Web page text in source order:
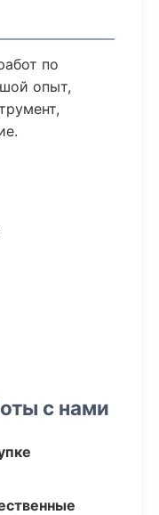
по
опыт,
с нами